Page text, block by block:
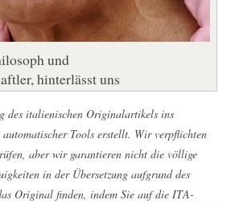
und
hinterlässt uns
des italienischen Originalartikels ins
Tools erstellt. Wir verpflichten
aber wir garantieren nicht die völlige
in der Übersetzung aufgrund des
Original finden, indem Sie auf die ITA-